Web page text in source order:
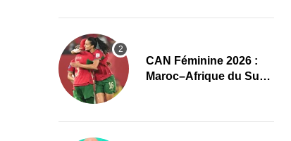
conquête du sacre
CAN Féminine 2026 :
Maroc–Afrique du Sud,